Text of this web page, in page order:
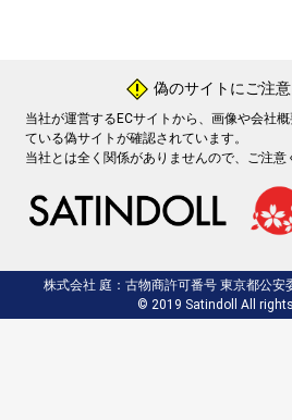
! 偽のサイトにご注意
当社が運営するECサイトから、画像や会社
ている偽サイトが確認されています。
当社とは全く関係がありませんので、ご注意
株式会社 庭：古物商許可番号 東京都公
© 2019 Satindoll All